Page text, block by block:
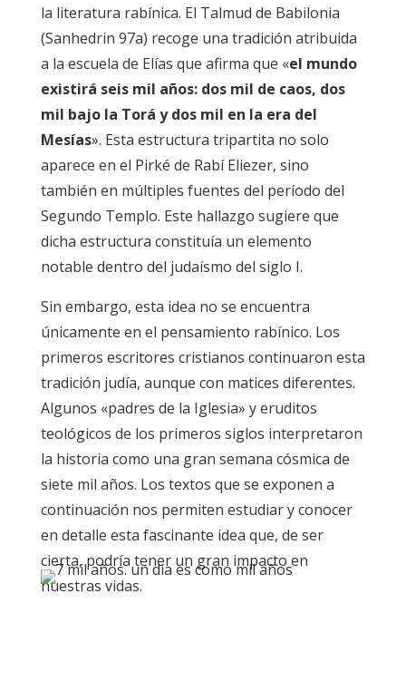
la literatura rabínica. El Talmud de Babilonia
(Sanhedrin 97a) recoge una tradición atribuida
a la escuela de Elías que afirma que «el mundo
existirá seis mil años: dos mil de caos, dos
mil bajo la Torá y dos mil en la era del
Mesías». Esta estructura tripartita no solo
aparece en el Pirké de Rabí Eliezer, sino
también en múltiples fuentes del período del
Segundo Templo. Este hallazgo sugiere que
dicha estructura constituía un elemento
notable dentro del judaísmo del siglo I.
Sin embargo, esta idea no se encuentra
únicamente en el pensamiento rabínico. Los
primeros escritores cristianos continuaron esta
tradición judía, aunque con matices diferentes.
Algunos «padres de la Iglesia» y eruditos
teológicos de los primeros siglos interpretaron
la historia como una gran semana cósmica de
siete mil años. Los textos que se exponen a
continuación nos permiten estudiar y conocer
en detalle esta fascinante idea que, de ser
cierta, podría tener un gran impacto en
nuestras vidas.